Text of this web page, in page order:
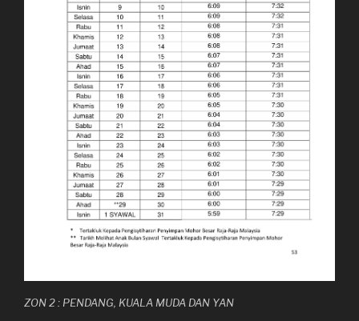
ZON 2 : PENDANG, KUALA MUDA DAN YAN